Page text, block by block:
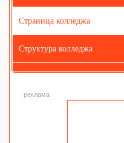
Страница колледжа
Структура колледжа
реклама